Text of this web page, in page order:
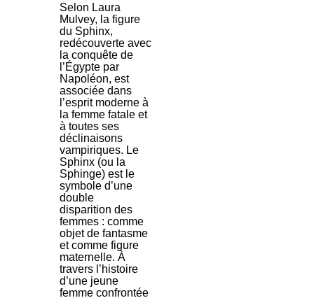
Selon Laura
Mulvey, la figure
du Sphinx,
redécouverte avec
la conquête de
l’Égypte par
Napoléon, est
associée dans
l’esprit moderne à
la femme fatale et
à toutes ses
déclinaisons
vampiriques. Le
Sphinx (ou la
Sphinge) est le
symbole d’une
double
disparition des
femmes : comme
objet de fantasme
et comme figure
maternelle. À
travers l’histoire
d’une jeune
femme confrontée